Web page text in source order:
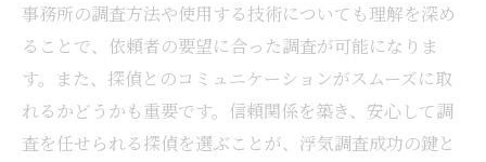
事務所の調査方法や使用する技術についても理解を深め
ることで、依頼者の要望に合った調査が可能になりま
す。また、探偵とのコミュニケーションがスムーズに取
れるかどうかも重要です。信頼関係を築き、安心して調
査を任せられる探偵を選ぶことが、浮気調査成功の鍵と